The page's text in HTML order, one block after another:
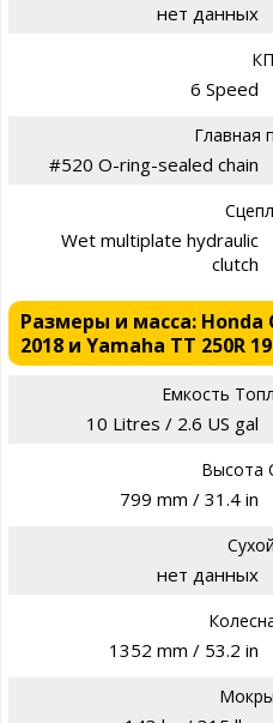
нет данных
6 Speed
Главная
#520 O-ring-sealed chain
Wet multiplate hydraulic
clutch
Размеры и масса: Honda
2018 и Yamaha TT 250R
Емкость
10 Litres / 2.6 US gal
Высота
799 mm / 31.4 in
нет данных
1352 mm / 53.2 in